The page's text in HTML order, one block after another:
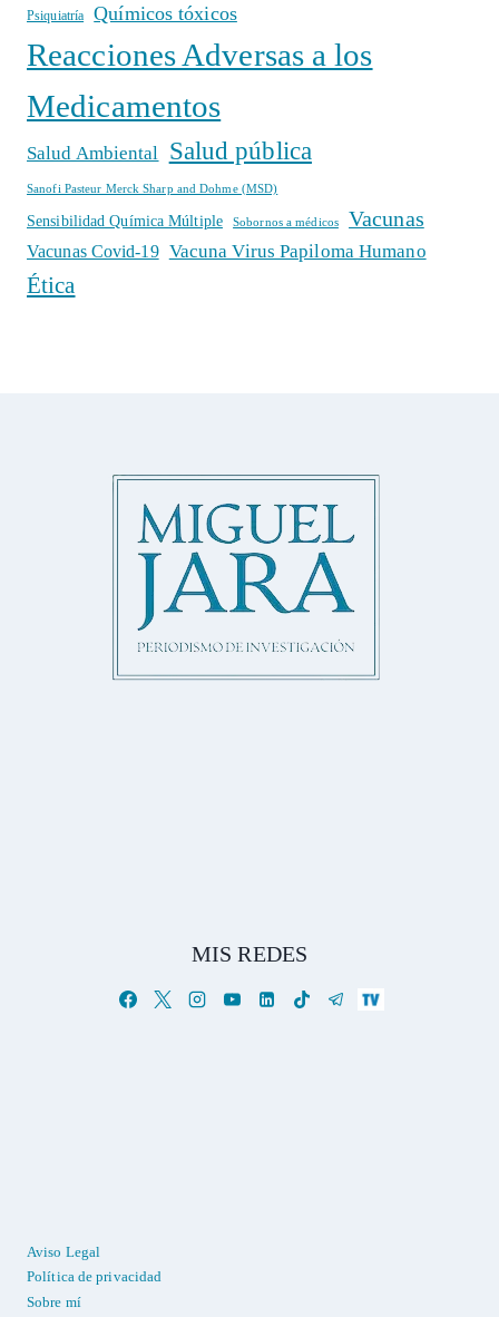
Psiquiatría Químicos tóxicos
Reacciones Adversas a los
Medicamentos
Salud Ambiental Salud pública
Sanofi Pasteur Merck Sharp and Dohme (MSD)
Sensibilidad Química Múltiple Sobornos a médicos Vacunas
Vacunas Covid-19 Vacuna Virus Papiloma Humano
Ética
MIS REDES
Aviso Legal
Política de privacidad
Sobre mí